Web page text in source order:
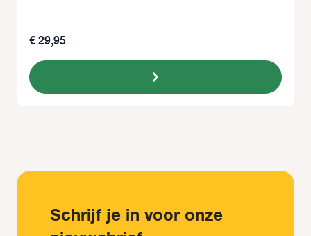
€ 29,95
Schrijf je in voor onze